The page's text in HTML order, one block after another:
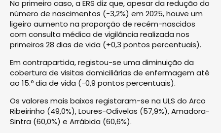
No primeiro caso, a ERS diz que, apesar da redução do
número de nascimentos (-3,2%) em 2025, houve um
ligeiro aumento na proporção de recém-nascidos
com consulta médica de vigilância realizada nos
primeiros 28 dias de vida (+0,3 pontos percentuais).
Em contrapartida, registou-se uma diminuição da
cobertura de visitas domiciliárias de enfermagem até
ao 15.º dia de vida (-0,9 pontos percentuais).
Os valores mais baixos registaram-se na ULS do Arco
Ribeirinho (49,0%), Loures-Odivelas (57,9%), Amadora-
Sintra (60,0%) e Arrábida (60,6%).